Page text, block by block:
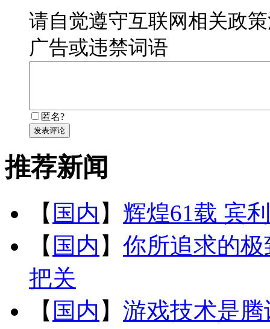
请自觉遵守互联网相关政
广告或违禁词语
匿名?
发表评论
推荐新闻
【 国内 】 辉煌61载 宾
【 国内 】 你所追求的
把关
【 国内 】 游戏技术是